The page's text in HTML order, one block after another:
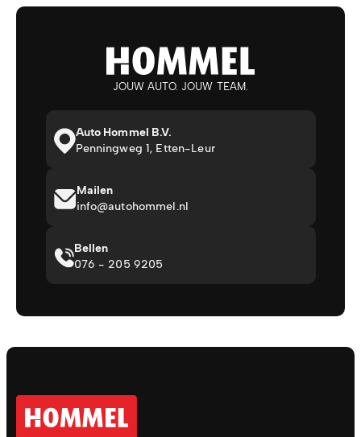
JOUW AUTO. JOUW TEAM.
Auto Hommel B.V.
Penningweg 1, Etten-Leur
Mailen
info@autohommel.nl
Bellen
076 - 205 9205